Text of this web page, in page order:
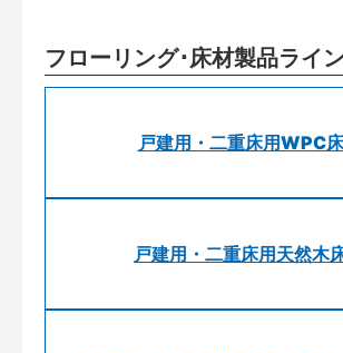
フローリング･床材製品ライ
戸建用・二重床用WPC
戸建用・二重床用天然木